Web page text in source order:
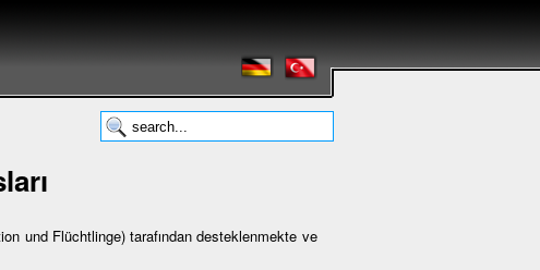
und Flüchtlinge) tarafından desteklenmekte ve